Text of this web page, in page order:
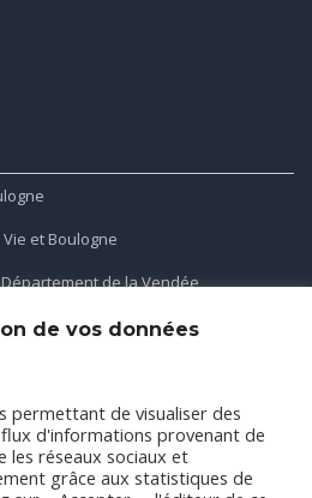
et Boulogne
Département de la Vendée
l'application gratuite mobile Ma
les alertes et les actualités
de vos données
permettant de visualiser des
d'informations provenant de
les réseaux sociaux et
grâce aux statistiques de